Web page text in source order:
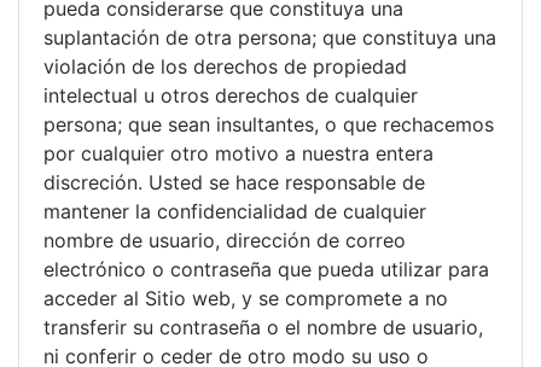
pueda considerarse que constituya una
suplantación de otra persona; que constituya una
violación de los derechos de propiedad
intelectual u otros derechos de cualquier
persona; que sean insultantes, o que rechacemos
por cualquier otro motivo a nuestra entera
discreción. Usted se hace responsable de
mantener la confidencialidad de cualquier
nombre de usuario, dirección de correo
electrónico o contraseña que pueda utilizar para
acceder al Sitio web, y se compromete a no
transferir su contraseña o el nombre de usuario,
ni conferir o ceder de otro modo su uso o